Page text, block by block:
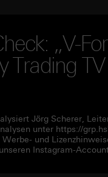
„V-
Trading
Jörg Scherer,
unter https://
und
Instagram-